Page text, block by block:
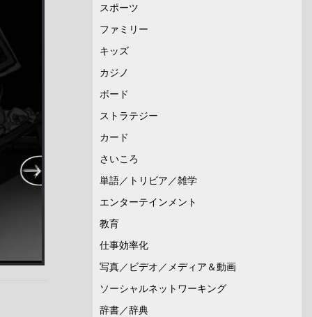
スポーツ
ファミリー
キッズ
カジノ
ボード
ストラテジー
カード
さいころ
単語／トリビア／雑学
エンターテインメント
教育
仕事効率化
写真／ビデオ／メディア＆動画
ソーシャルネットワーキング
辞書／辞典